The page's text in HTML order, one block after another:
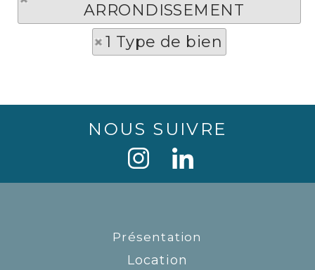
ARRONDISSEMENT
1 Type de bien
NOUS SUIVRE
Présentation
Location